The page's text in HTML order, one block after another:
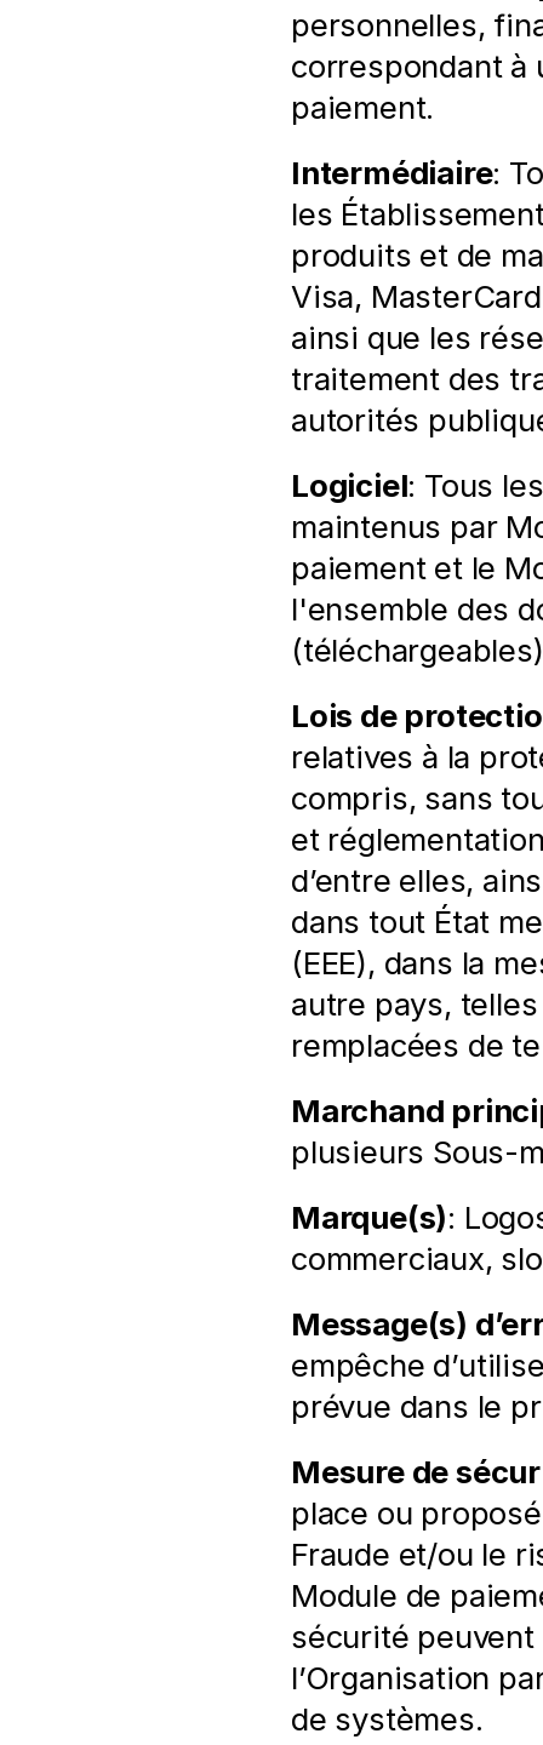
personnelles,
correspondant à
paiement.
Intermédiaire:
les
produits et de
Visa,
ainsi que les
traitement des
autorités
Logiciel: Tous
maintenus par
paiement et le
l'ensemble des
Lois de
relatives à la
compris, sans
et
d’entre elles,
dans tout État
(EEE), dans la
autre pays,
remplacées de
Marchand
plusieurs Sous-
Marque(s):
commerciaux,
Message(s)
empêche
prévue dans le
Mesure de
place ou
Fraude et/ou le
Module de
sécurité
l’Organisation
de systèmes.